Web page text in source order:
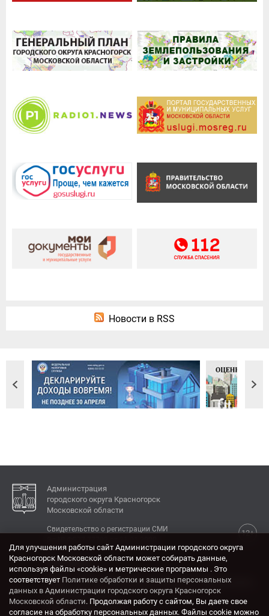
Новости в RSS
Администрация
городского округа Красногорск
Московской области
12+
Свидетельство о регистрации СМИ
КОНТАКТЫ
Адрес: 143404, Московская область, г. Красногорск,
ул. Ленина, дом 4.
Электронная почта:
Для улучшения работы сайт Администрации городского округа
Красногорск Московской области может собирать данные,
используя файлы «cookie» и метрические программы . Это
соответствует Политике обработки и защиты персональных
данных в Администрации городского округа Красногорск
Московской области. Продолжая работу с сайтом, Вы даете свое
согласие на обработку персональных данных. Файлы cookie можно